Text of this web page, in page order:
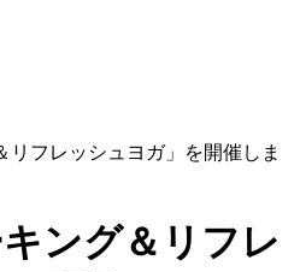
リフレッシュヨガ」を開催しま
キング＆リフレ